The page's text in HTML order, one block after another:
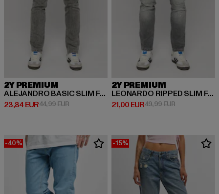
2Y PREMIUM
ALEJANDRO BASIC SLIM FIT JEANS
23,84 EUR
Derzeitiger Preis: 23,84 EUR
44,99 EURAktionspreis: 44,99 EUR
2Y PREMIUM
LEONARDO RIPPED SLIM FIT JEANS
21,00 EUR
Derzeitiger Preis: 21,00 EUR
49,99 EURAktionspreis:
-40% -15%